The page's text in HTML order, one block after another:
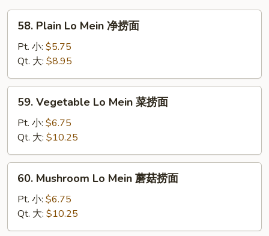
Plain
Mein
净
捞
58. Plain Lo Mein 净捞面
Pt. 小: $5.75
Qt. 大: $8.95
Vegetable
Mein
菜
捞
59. Vegetable Lo Mein 菜捞面
Pt. 小: $6.75
Qt. 大: $10.25
Mushroom
Mein
蘑
60. Mushroom Lo Mein 蘑菇捞面
Pt. 小: $6.75
Qt. 大: $10.25